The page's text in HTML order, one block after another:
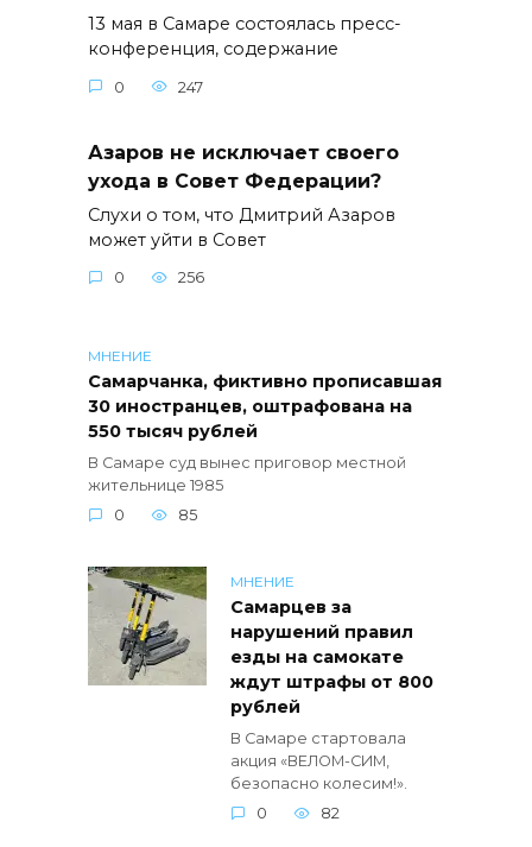
13 мая в Самаре состоялась пресс-
конференция, содержание
0 247
Азаров не исключает своего
ухода в Совет Федерации?
Слухи о том, что Дмитрий Азаров
может уйти в Совет
0 256
МНЕНИЕ
Самарчанка, фиктивно прописавшая
30 иностранцев, оштрафована на
550 тысяч рублей
В Самаре суд вынес приговор местной
жительнице 1985
0
85
МНЕНИЕ
Самарцев за
нарушений правил
езды на самокате
ждут штрафы от 800
рублей
В Самаре стартовала
акция «ВЕЛОМ-СИМ,
безопасно колесим!».
0
82